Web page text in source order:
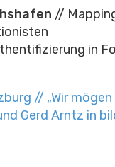
//
in
// „Wir
Gerd Arntz in